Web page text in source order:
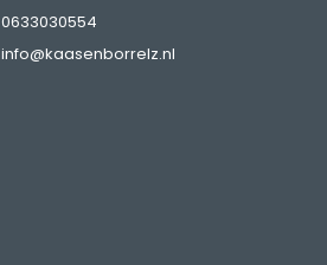
0633030554
info@kaasenborrelz.nl